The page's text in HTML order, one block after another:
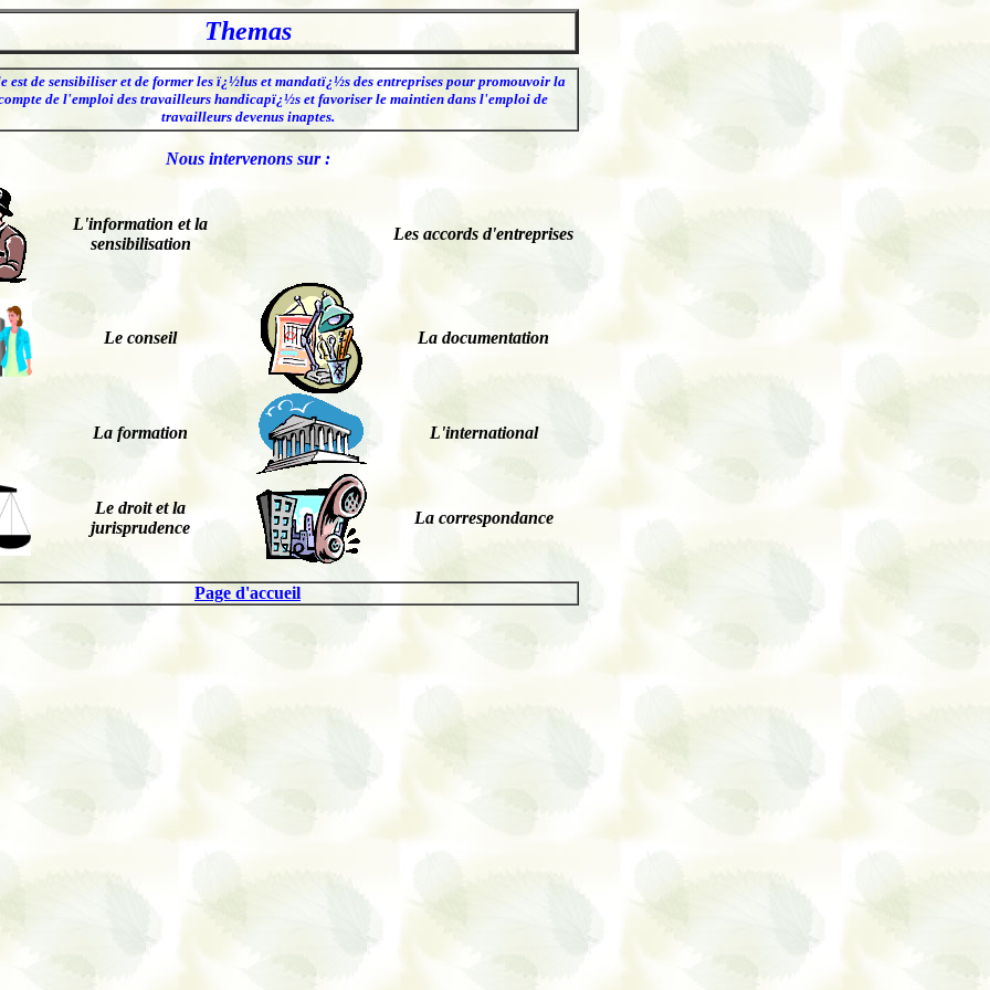
Themas
est de sensibiliser et de former les ï¿½lus et mandatï¿½s des entreprises pour promouvoir la
de l'emploi des travailleurs handicapï¿½s et favoriser le maintien dans l'emploi de
travailleurs devenus inaptes.
Nous intervenons sur :
L'information et la
sensibilisation
Les accords d'entreprises
Le conseil La documentation
La formation L'international
Le droit et la
jurisprudence
La correspondance
Page d'accueil